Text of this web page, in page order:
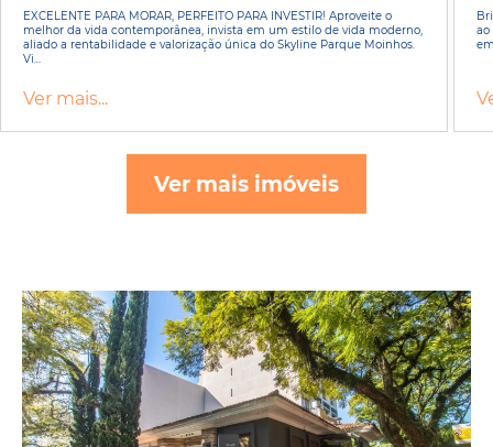
EXCELENTE PARA MORAR, PERFEITO PARA INVESTIR! Aproveite o
melhor da vida contemporânea, invista em um estilo de vida moderno,
aliado a rentabilidade e valorização única do Skyline Parque Moinhos.
Vi...
Ver mais...
ao
Ver mais imóveis